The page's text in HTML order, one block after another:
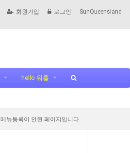
회원가입 로그인 SunQueensland
hello 워홀
메뉴등록이 안된 페이지입니다.